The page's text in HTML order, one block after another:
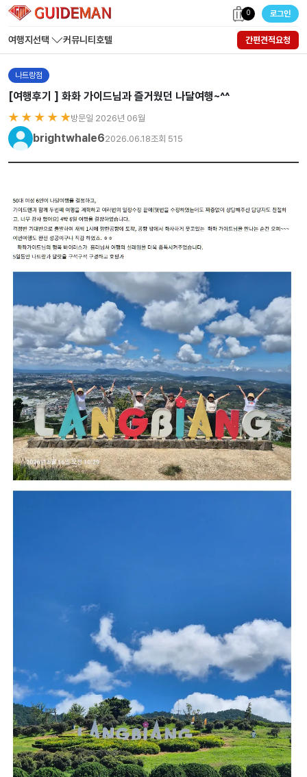
0 로그인
여행지선택 커뮤니티 호텔 간편견적요청
나트랑점
[여행후기 ] 화화 가이드님과 즐거웠던 나달여행~^^
★ ★ ★ ★ ★방문일 2026년 06월
brightwhale62026.06.18조회 515